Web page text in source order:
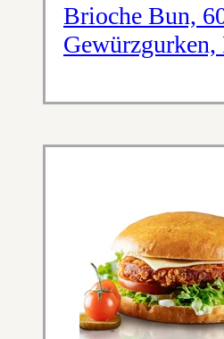
Brioche Bun,
Gewürzgurken,